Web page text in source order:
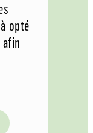
opté